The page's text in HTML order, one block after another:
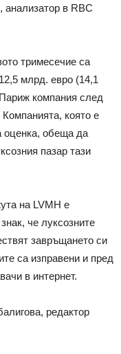
анализатор в RBC
тримесечие са
млрд. евро (14,1
компания след
която е
оценка, обеща да
пазар тази
на LVMH е
че луксозните
завръщането си
са изправени и пред
в интернет.
редактор